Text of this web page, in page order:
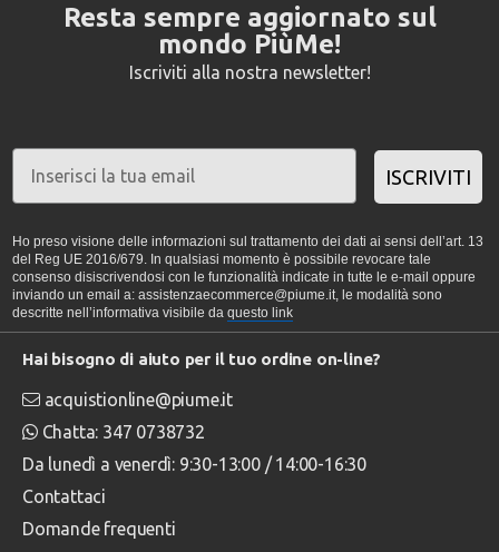
Resta sempre aggiornato sul
mondo PiùMe!
Iscriviti alla nostra newsletter!
ISCRIVITI
Ho preso visione delle informazioni sul trattamento dei dati ai sensi dell’art. 13
del Reg UE 2016/679. In qualsiasi momento è possibile revocare tale
consenso disiscrivendosi con le funzionalità indicate in tutte le e-mail oppure
inviando un email a: assistenzaecommerce@piume.it, le modalità sono
descritte nell’informativa visibile da questo link
Hai bisogno di aiuto per il tuo ordine on-line?
acquistionline@piume.it
Chatta: 347 0738732
Da lunedì a venerdì: 9:30-13:00 / 14:00-16:30
Contattaci
Domande frequenti